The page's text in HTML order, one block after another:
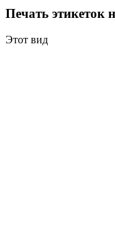
Печать этикеток
Этот вид